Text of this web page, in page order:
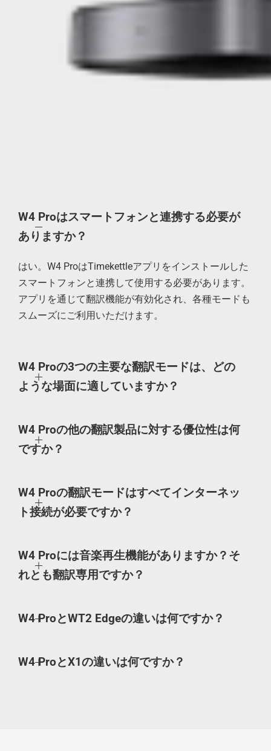
W4 Proはスマートフォンと連携する必要が
ありますか？
はい。W4 ProはTimekettleアプリをインストールした
スマートフォンと連携して使用する必要があります。
アプリを通じて翻訳機能が有効化され、各種モードも
スムーズにご利用いただけます。
W4 Proの3つの主要な翻訳モードは、どの
ような場面に適していますか？
W4 Proの他の翻訳製品に対する優位性は何
ですか？
W4 Proの翻訳モードはすべてインターネッ
ト接続が必要ですか？
W4 Proには音楽再生機能がありますか？そ
れとも翻訳専用ですか？
W4 ProとWT2 Edgeの違いは何ですか？
W4 ProとX1の違いは何ですか？